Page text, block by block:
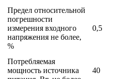
Предел относительной
погрешности
измерения входного
напряжения не более,
%
0,5
Потребляемая
мощность источника
40